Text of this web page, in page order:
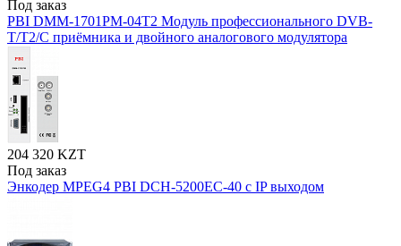
Под заказ
PBI DMM-1701PM-04T2 Модуль профессионального DVB-
T/T2/C приёмника и двойного аналогового модулятора
204 320 KZT
Под заказ
Энкодер MPEG4 PBI DCH-5200EC-40 с IP выходом